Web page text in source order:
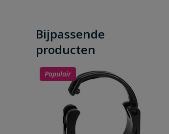
Bijpassende
producten
Populair